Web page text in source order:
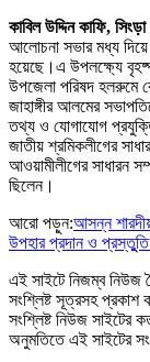
কাবিল উদ্দিন কাফি,
আলোচনা সভার মধ্য দিয়ে
হয়েছে।এ উপলক্ষ্যে
উপজেলা পরিষদ হলরুমে
জাহাঙ্গীর আলমের
তথ্য ও যোগাযোগ
জাতীয় শ্রমিকলীগের
আওয়ামীলীগের সাধারন
ছিলেন।
আরো পড়ুন:আসন্ন
উপহার প্রদান ও
এই সাইটে নিজম্ব নিউজ
সংশ্লিষ্ট সূত্রসহ
সংশ্লিষ্ট নিউজ সাইটের
অনুমতিতে এই সাইটের